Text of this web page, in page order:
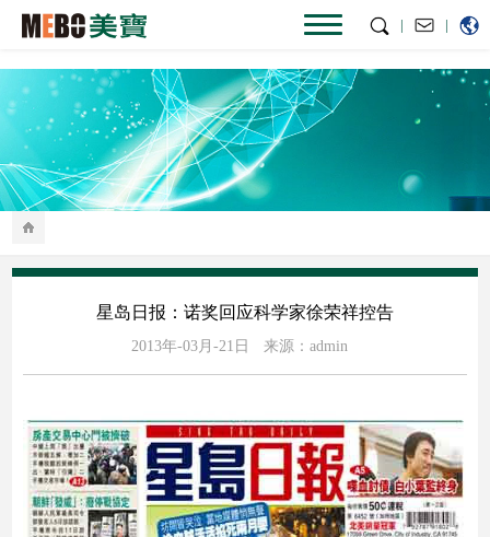
|
|
星岛日报：诺奖回应科学家徐荣祥控告
2013年-03月-21日 来源：admin